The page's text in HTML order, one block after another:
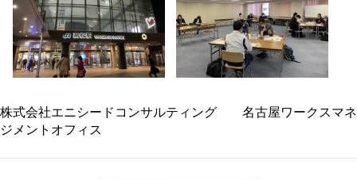
株式会社エニシードコンサルティング 名古屋ワークスマネ
ジメントオフィス